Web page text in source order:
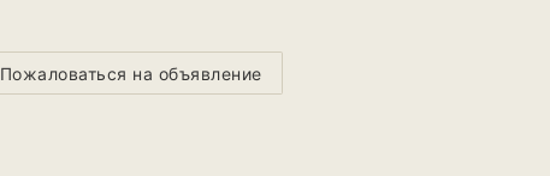
Пожаловаться на объявление